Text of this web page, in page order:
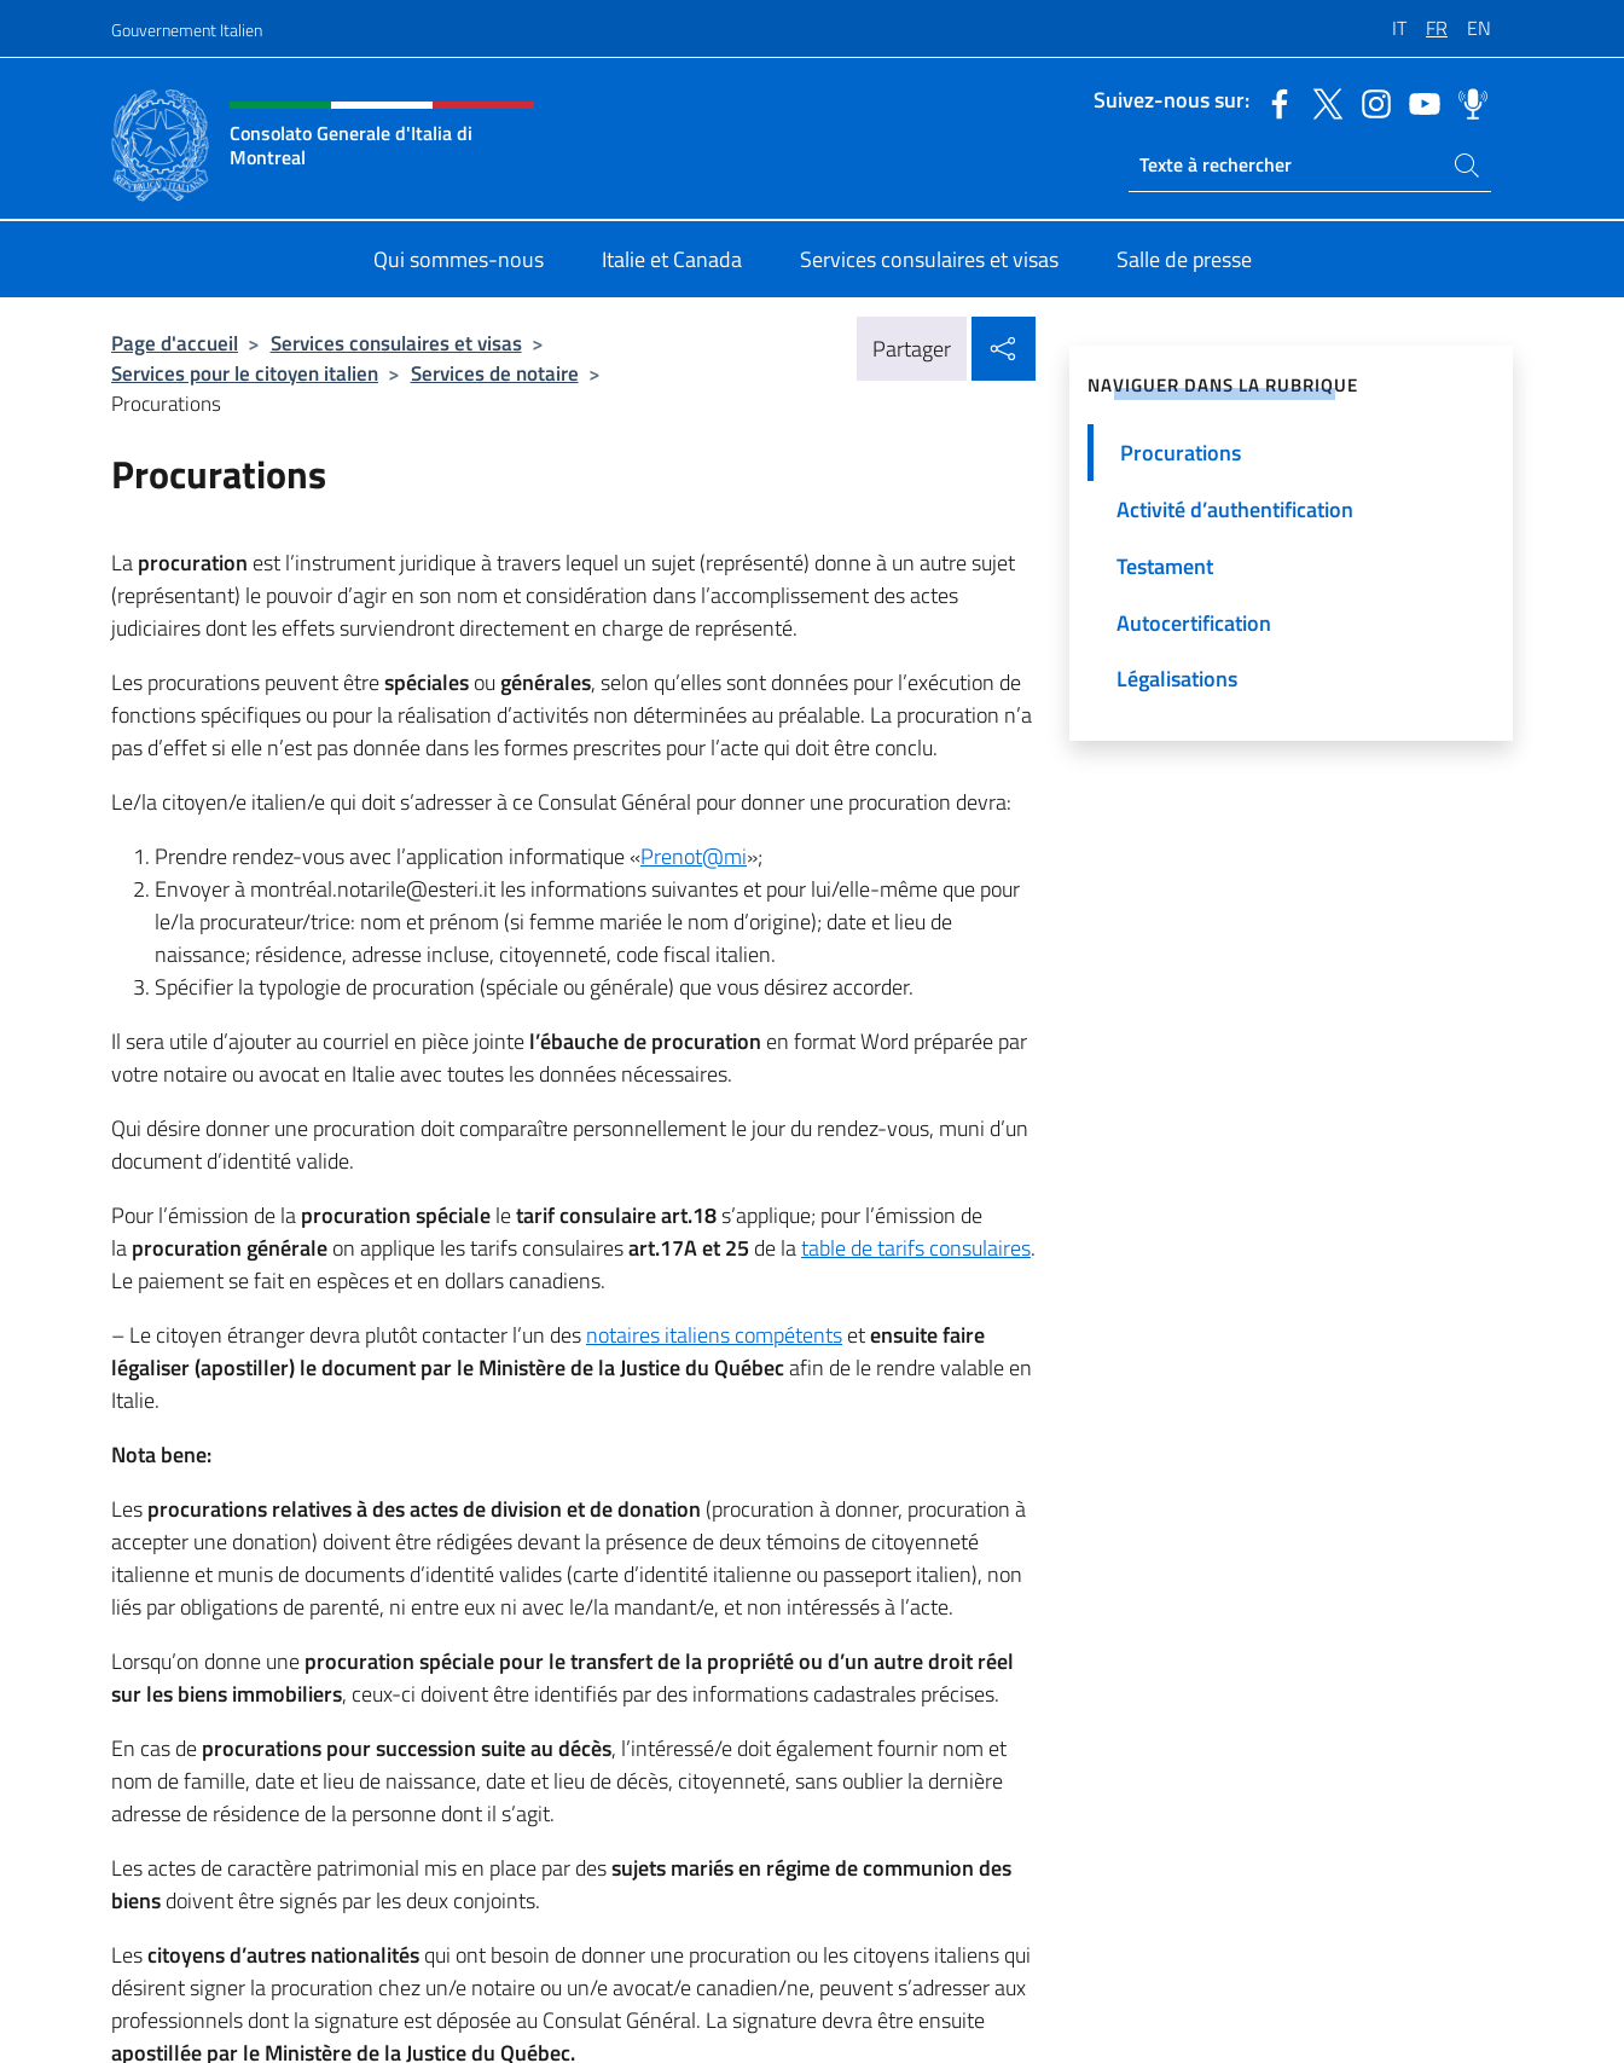
Gouvernement Italien IT FR EN
Site Web, social et en-tête de menu
Consolato Generale d'Italia di
Montreal
Suivez-nous sur:
Ricerca sito live
Rechercher dans le site
Qui sommes-nous Italie et Canada Services consulaires et visas Salle de presse
Page d'accueil > Services consulaires et visas >
Services pour le citoyen italien > Services de notaire >
Procurations
Partager
Procurations
Laprocuration est l’instrument juridique à travers lequel un sujet (représenté) donne à un autre sujet
(représentant) le pouvoir d’agir en son nom et considération dans l’accomplissement des actes
judiciaires dont les effets surviendront directement en charge de représenté.
Les procurations peuvent êtrespécialesou générales, selon qu’elles sont données pour l’exécution de
fonctions spécifiques ou pour la réalisation d’activités non déterminées au préalable. La procuration n’a
pas d’effet si elle n’est pas donnée dans les formes prescrites pour l’acte qui doit être conclu.
Le/la citoyen/e italien/e qui doit s’adresser à ce Consulat Général pour donner une procuration devra:
Prendre rendez-vous avec l’application informatique «Prenot@mi»;
Envoyer à montréal.notarile@esteri.it les informations suivantes et pour lui/elle-même que pour
le/la procurateur/trice: nom et prénom (si femme mariée le nom d’origine); date et lieu de
naissance; résidence, adresse incluse, citoyenneté, code fiscal italien.
Spécifier la typologie de procuration (spéciale ou générale) que vous désirez accorder.
Il sera utile d’ajouter au courriel en pièce jointel’ébauche de procuration en format Word préparée par
votre notaire ou avocat en Italie avec toutes les données nécessaires.
Qui désire donner une procuration doit comparaître personnellement le jour du rendez-vous, muni d’un
document d’identité valide.
Pour l’émission de laprocuration spécialeletarif consulaire art.18s’applique; pour l’émission de
laprocuration généraleon applique les tarifs consulairesart.17A et 25 de latable de tarifs consulaires.
Le paiement se fait en espèces et en dollars canadiens.
– Le citoyen étranger devra plutôt contacter l’un desnotaires italiens compétentsetensuite faire
légaliser (apostiller) le document par le Ministère de la Justice du Québecafin de le rendre valable en
Italie.
Nota bene:
Lesprocurations relatives à des actes de division et de donation (procuration à donner, procuration à
accepter une donation) doivent être rédigées devant la présence de deux témoins de citoyenneté
italienne et munis de documents d’identité valides (carte d’identité italienne ou passeport italien), non
liés par obligations de parenté, ni entre eux ni avec le/la mandant/e, et non intéressés à l’acte.
Lorsqu’on donne uneprocuration spéciale pour le transfert de la propriété ou d’un autre droit réel
sur les biens immobiliers, ceux-ci doivent être identifiés par des informations cadastrales précises.
En cas deprocurations pour succession suite au décès, l’intéressé/e doit également fournir nom et
nom de famille, date et lieu de naissance, date et lieu de décès, citoyenneté, sans oublier la dernière
adresse de résidence de la personne dont il s’agit.
Les actes de caractère patrimonial mis en place par dessujets mariés en régime de communion des
biensdoivent être signés par les deux conjoints.
Lescitoyens d’autres nationalitésqui ont besoin de donner une procuration ou les citoyens italiens qui
désirent signer la procuration chez un/e notaire ou un/e avocat/e canadien/ne, peuvent s’adresser aux
professionnels dont la signature est déposée au Consulat Général. La signature devra être ensuite
apostillée par le Ministère de la Justice du Québec.
NAVIGUER DANS LA RUBRIQUE
Procurations
Activité d’authentification
Testament
Autocertification
Légalisations